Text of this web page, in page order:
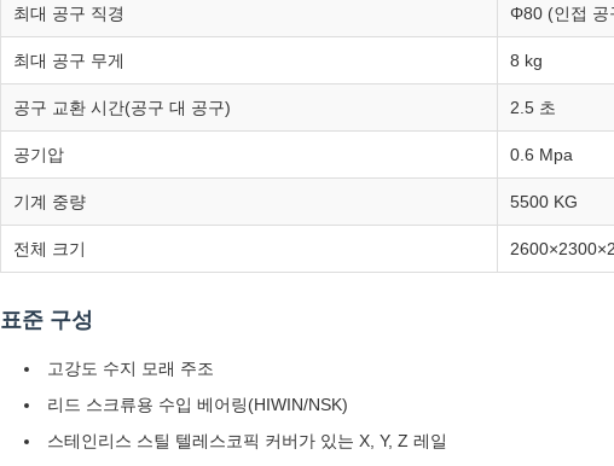
최대 공구 직경 Φ80 (인접 공
최대 공구 무게 8 kg
공구 교환 시간(공구 대 공구) 2.5 초
공기압 0.6 Mpa
기계 중량 5500 KG
전체 크기
표준 구성
고강도 수지 모래 주조
리드 스크류용 수입 베어링(HIWIN/NSK)
스테인리스 스틸 텔레스코픽 커버가 있는 X, Y, Z 레일